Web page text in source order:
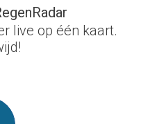
live op één kaart.